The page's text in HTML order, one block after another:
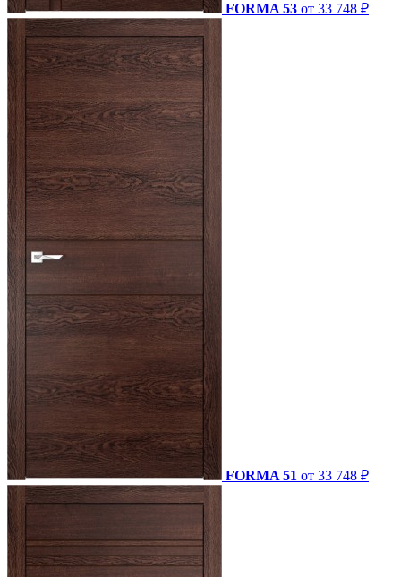
FORMA 53 от 33 748 ₽
FORMA 51 от 33 748 ₽